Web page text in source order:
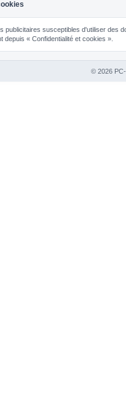
publicitaires susceptibles d'utiliser
« Confidentialité et cookies ».
© 2026